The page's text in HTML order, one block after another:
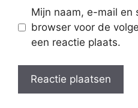
Mijn naam, e-mail en
browser voor de
een reactie plaats.